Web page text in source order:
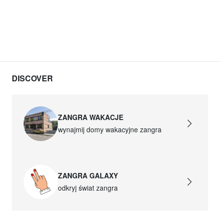
DISCOVER
ZANGRA WAKACJE
wynajmij domy wakacyjne zangra
ZANGRA GALAXY
odkryj świat zangra